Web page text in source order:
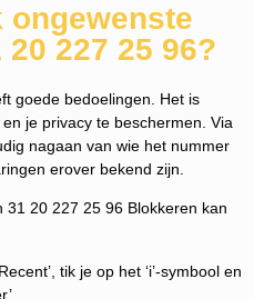
ongewenste
227 25 96?
goede bedoelingen. Het is
je privacy te beschermen. Via
nagaan van wie het nummer
erover bekend zijn.
20 227 25 96 Blokkeren kan
tik je op het ‘i’-symbool en